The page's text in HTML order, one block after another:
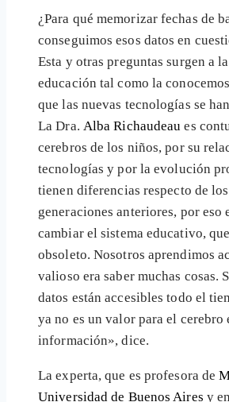
¿Para qué memorizar fechas de
conseguimos esos datos en
Esta y otras preguntas surgen a
educación tal como la
que las nuevas tecnologías se
La Dra. Alba Richaudeau es
cerebros de los niños, por su
tecnologías y por la evolución
tienen diferencias respecto de
generaciones anteriores, por eso
cambiar el sistema educativo,
obsoleto. Nosotros aprendimos
valioso era saber muchas cosas.
datos están accesibles todo el
ya no es un valor para el cerebro
información», dice.
La experta, que es profesora de
Universidad de Buenos Aires y